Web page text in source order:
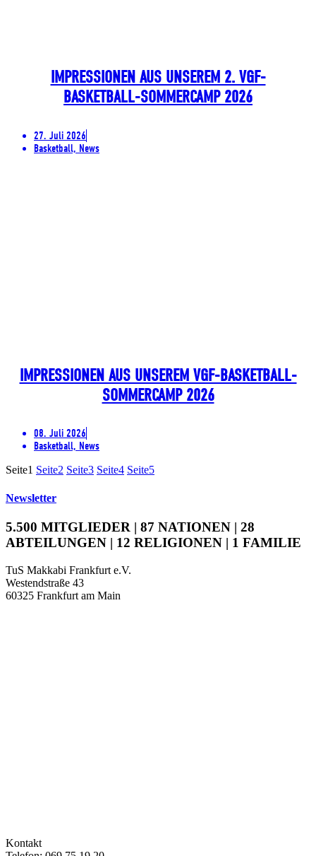
IMPRESSIONEN AUS UNSEREM 2. VGF-
BASKETBALL-SOMMERCAMP 2026
27. Juli 2026
Basketball, News
IMPRESSIONEN AUS UNSEREM VGF-BASKETBALL-
SOMMERCAMP 2026
08. Juli 2026
Basketball, News
Seite1 Seite2 Seite3 Seite4 Seite5
Newsletter
5.500 MITGLIEDER | 87 NATIONEN | 28
ABTEILUNGEN | 12 RELIGIONEN | 1 FAMILIE
TuS Makkabi Frankfurt e.V.
Westendstraße 43
60325 Frankfurt am Main
Kontakt